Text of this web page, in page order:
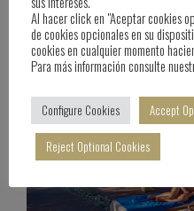
Al hacer click en "Aceptar cookies
de cookies opcionales en su
cookies en cualquier momento
Para más información consulte
Configure Cookies Accept
Reject Optional Cookies